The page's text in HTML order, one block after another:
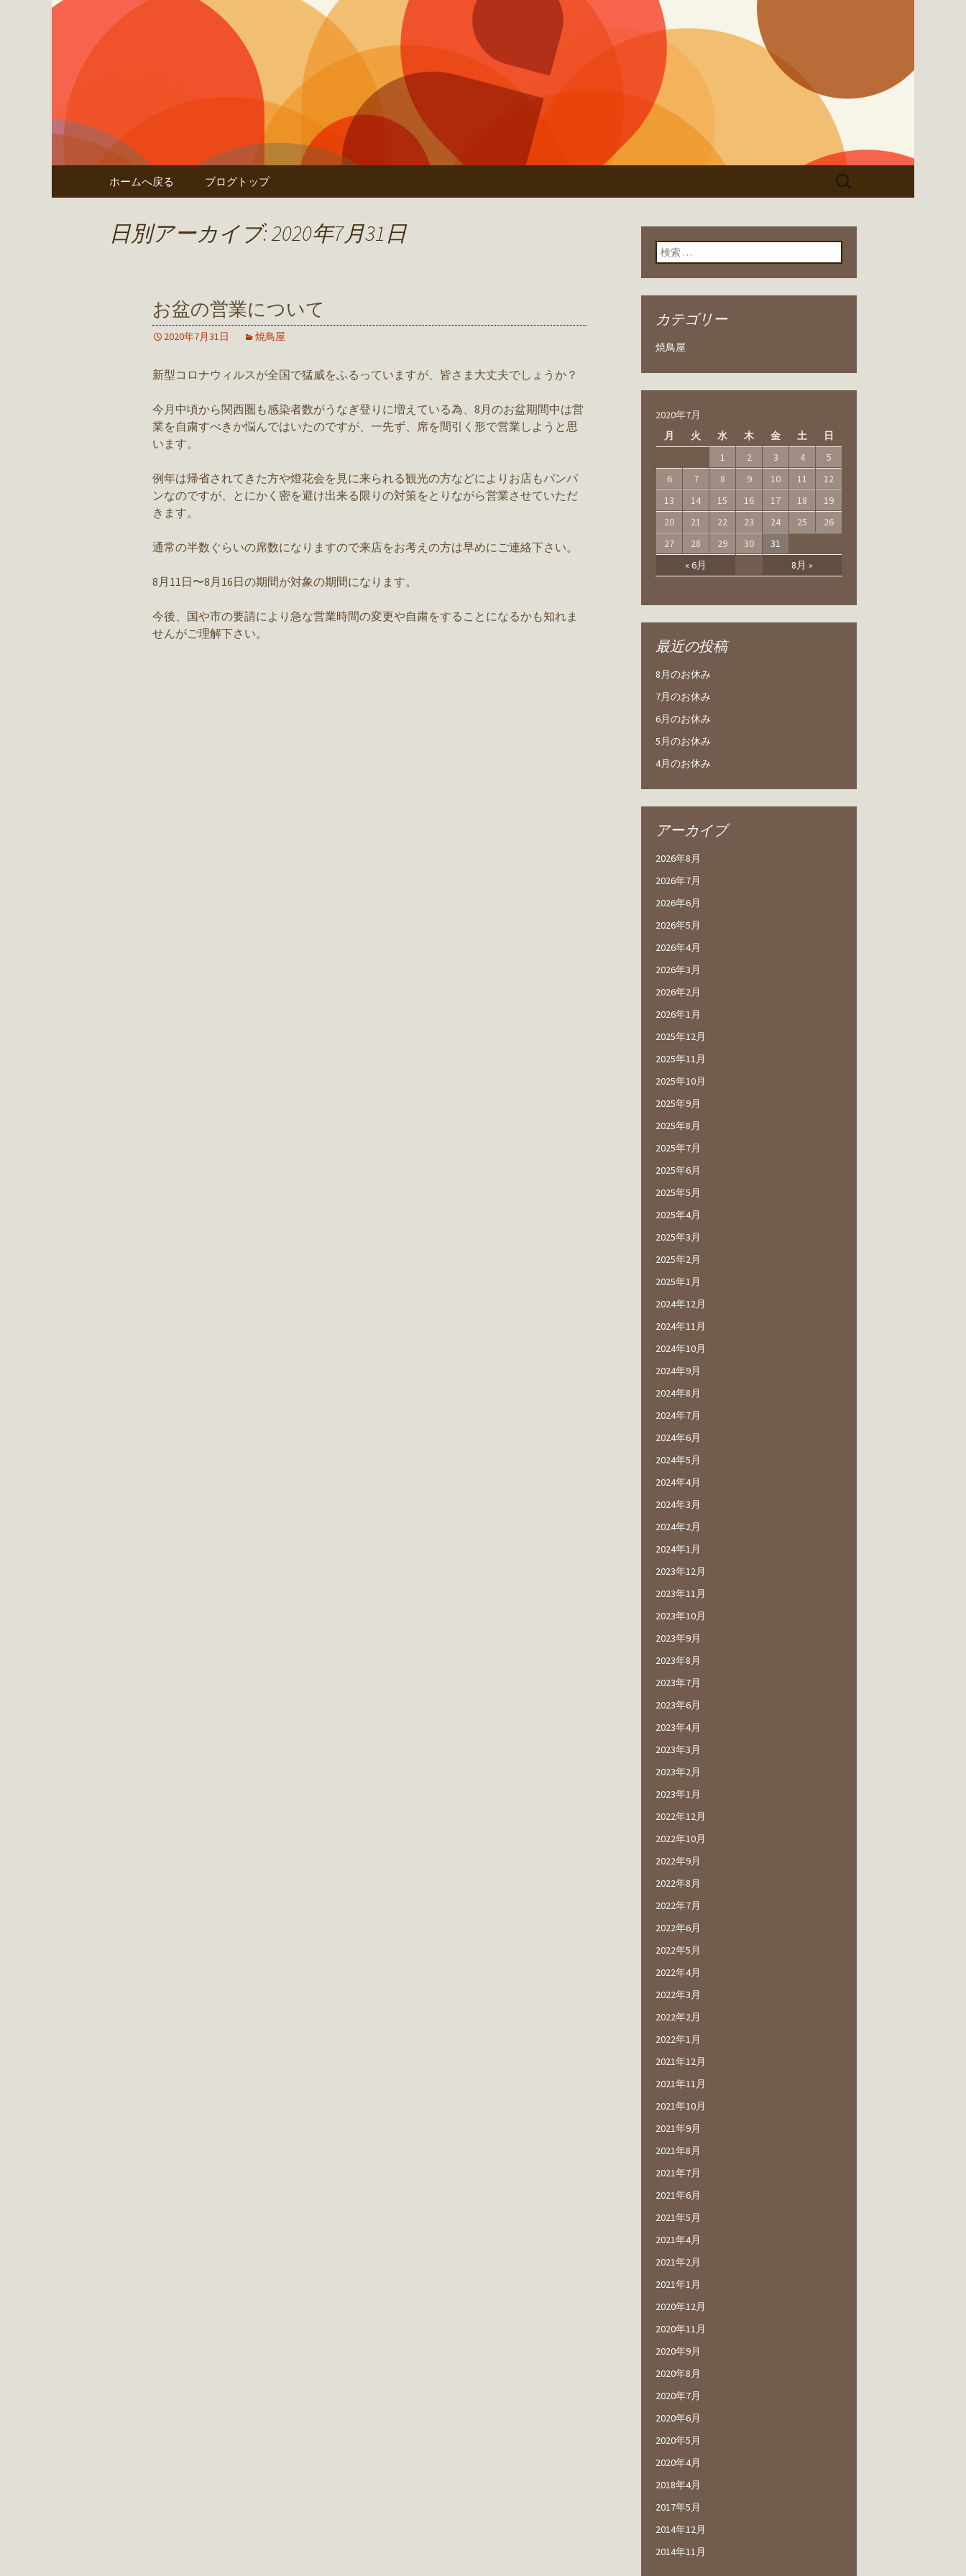
鶏田村の居心地ブログ
ほっこり奈良の焼鳥屋「鶏田村」のオーナーブログ
コンテンツへ移動
ホームへ戻る ブログトップ
検
日別アーカイブ: 2020年7月31日
お盆の営業について
2020年7月31日 焼鳥屋
新型コロナウィルスが全国で猛威をふるっていますが、皆さま大丈夫でしょうか？
今月中頃から関西圏も感染者数がうなぎ登りに増えている為、8月のお盆期間中は営
業を自粛すべきか悩んではいたのですが、一先ず、席を間引く形で営業しようと思
います。
例年は帰省されてきた方や燈花会を見に来られる観光の方などによりお店もパンパ
ンなのですが、とにかく密を避け出来る限りの対策をとりながら営業させていただ
きます。
通常の半数ぐらいの席数になりますので来店をお考えの方は早めにご連絡下さい。
8月11日〜8月16日の期間が対象の期間になります。
今後、国や市の要請により急な営業時間の変更や自粛をすることになるかも知れま
せんがご理解下さい。
検索:
カテゴリー
焼鳥屋
2020年7月
月
火 水 木 金 土 日
« 6月 8月 »
1 2 3 4
5
6
7 8 9 10 11
12
13
14 15 16 17 18
19
20
21 22 23 24 25
26
27
28 29 30 31
最近の投稿
8月のお休み
7月のお休み
6月のお休み
5月のお休み
4月のお休み
アーカイブ
2026年8月
2026年7月
2026年6月
2026年5月
2026年4月
2026年3月
2026年2月
2026年1月
2025年12月
2025年11月
2025年10月
2025年9月
2025年8月
2025年7月
2025年6月
2025年5月
2025年4月
2025年3月
2025年2月
2025年1月
2024年12月
2024年11月
2024年10月
2024年9月
2024年8月
2024年7月
2024年6月
2024年5月
2024年4月
2024年3月
2024年2月
2024年1月
2023年12月
2023年11月
2023年10月
2023年9月
2023年8月
2023年7月
2023年6月
2023年4月
2023年3月
2023年2月
2023年1月
2022年12月
2022年10月
2022年9月
2022年8月
2022年7月
2022年6月
2022年5月
2022年4月
2022年3月
2022年2月
2022年1月
2021年12月
2021年11月
2021年10月
2021年9月
2021年8月
2021年7月
2021年6月
2021年5月
2021年4月
2021年2月
2021年1月
2020年12月
2020年11月
2020年9月
2020年8月
2020年7月
2020年6月
2020年5月
2020年4月
2018年4月
2017年5月
2014年12月
2014年11月